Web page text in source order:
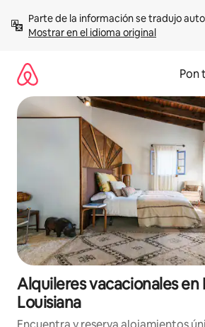
contenidoMostrar en el idioma original
Pon
Alquileres vacacionales en
Louisiana